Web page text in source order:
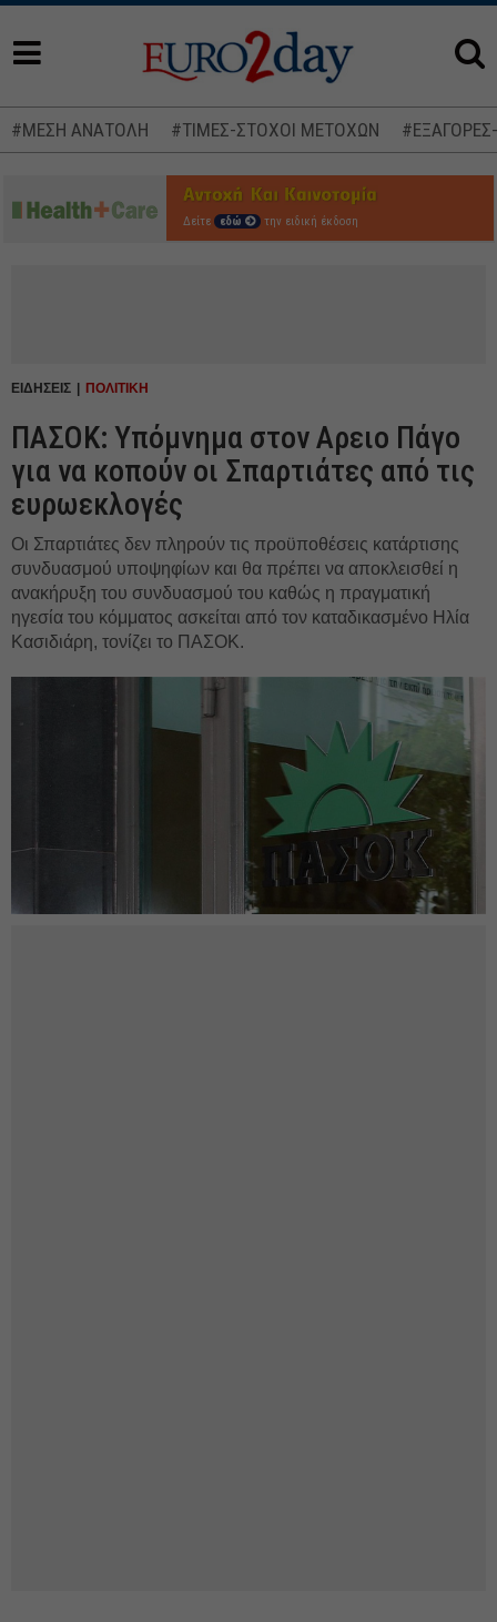
#ΜΕΣΗ ΑΝΑΤΟΛΗ #ΤΙΜΕΣ-ΣΤΟΧΟΙ ΜΕΤΟΧΩΝ
Δείτε εδώ την ειδική έκδοση
ΕΙΔΗΣΕΙΣ ΠΟΛΙΤΙΚΗ
ΠΑΣΟΚ: Υπόμνημα στον Αρειο Πάγο
για να κοπούν οι Σπαρτιάτες από τις
ευρωεκλογές
Οι Σπαρτιάτες δεν πληρούν τις προϋποθέσεις κατάρτισης
συνδυασμού υποψηφίων και θα πρέπει να αποκλεισθεί η
ανακήρυξη του συνδυασμού του καθώς η πραγματική
ηγεσία του κόμματος ασκείται από τον καταδικασμένο Ηλία
Κασιδιάρη, τονίζει το ΠΑΣΟΚ.